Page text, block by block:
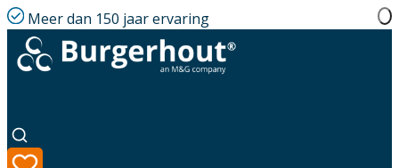
Meer dan 150 jaar ervaring